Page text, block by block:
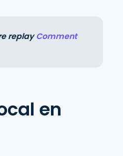
replayComment
en